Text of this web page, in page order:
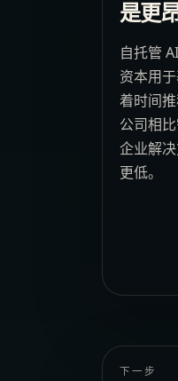
是更
自托管
资本用
着时间
公司相
企业解
更低。
下一步